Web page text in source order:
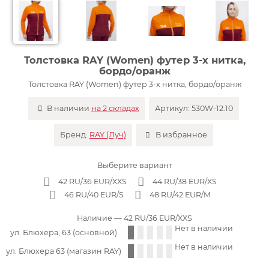
Толстовка RAY (Women) футер 3-х нитка,
бордо/оранж
Толстовка RAY (Women) футер 3-х нитка, бордо/оранж
В наличии на 2 складах Артикул: 530W-12.10
Бренд: RAY (Луч) В избранное
Выберите вариант
42 RU/36 EUR/XXS
44 RU/38 EUR/XS
46 RU/40 EUR/S
48 RU/42 EUR/M
Наличие — 42 RU/36 EUR/XXS
ул. Блюхера, 63 (основной)
Нет в наличии
ул. Блюхера 63 (магазин RAY) Нет в наличии